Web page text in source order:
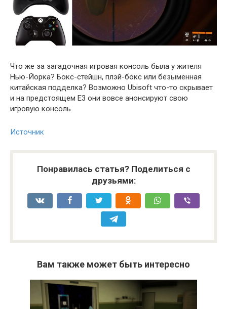
Что же за загадочная игровая консоль была у жителя
Нью-Йорка? Бокс-стейшн, плэй-бокс или безыменная
китайская подделка? Возможно Ubisoft что-то скрывает
и на предстоящем E3 они вовсе анонсируют свою
игровую консоль.
Источник
Понравилась статья? Поделиться с
друзьями:
Вам также может быть интересно